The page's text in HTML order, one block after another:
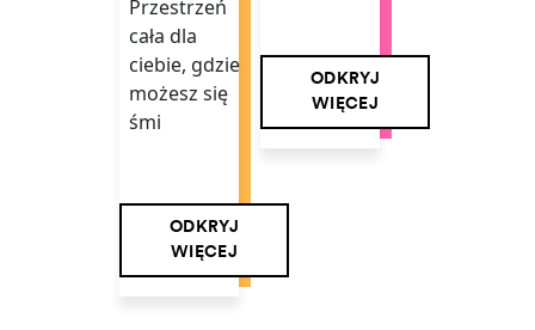
Przestrzeń
cała dla
ciebie, gdzie
możesz się
śmi
ODKRYJ
WIĘCEJ
ODKRYJ
WIĘCEJ